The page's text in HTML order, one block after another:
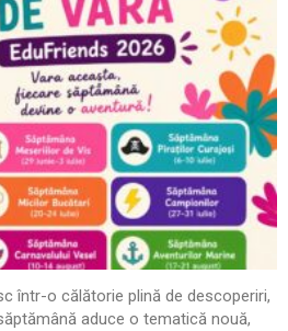
într-o călătorie plină de descoperiri,
aduce o tematică nouă,